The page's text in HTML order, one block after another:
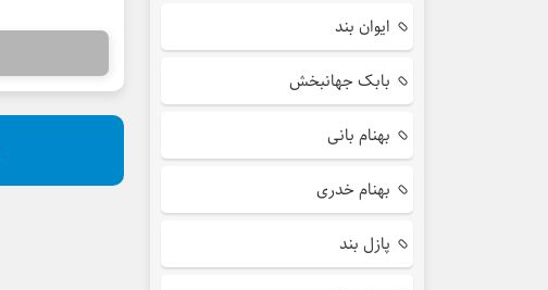
ایوان بند
بابک جهانبخش
بهنام بانی
بهنام خدری
پازل بند